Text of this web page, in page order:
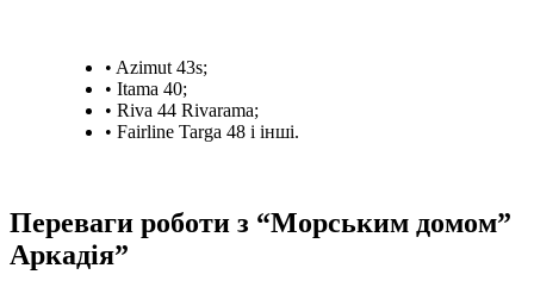
• Azimut 43s;
• Itama 40;
• Riva 44 Rivarama;
• Fairline Targa 48 і інші.
Переваги роботи з “Морським домом”
Аркадія”